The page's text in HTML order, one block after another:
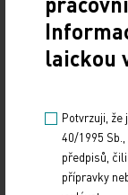
bohatá.
mdlela“, měl
ryšlavý s
říkali
nešťastná se
byla navíc
laickou
Potvrzuji, že
40/1995
předpisů,
přípravky